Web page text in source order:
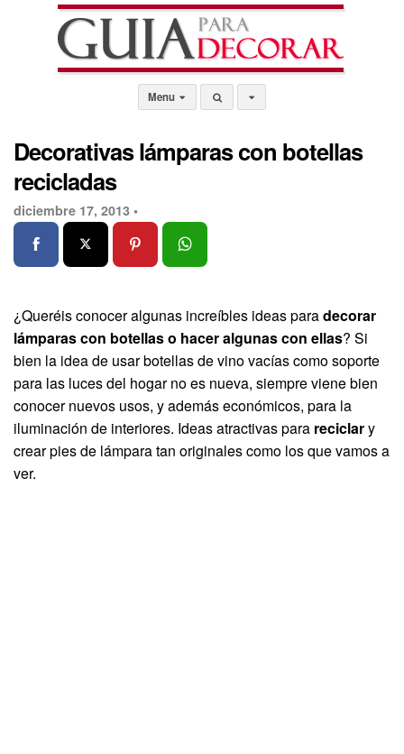
Menu
Decorativas lámparas con botellas
recicladas
diciembre 17, 2013 •
¿Queréis conocer algunas increíbles ideas paradecorar
lámparas con botellas o hacer algunas con ellas? Si
bien la idea de usar botellas de vino vacías como soporte
para las luces del hogar no es nueva, siempre viene bien
conocer nuevos usos, y además económicos, para la
iluminación de interiores. Ideas atractivas para reciclary
crear pies de lámpara tan originales como los que vamos a
ver.